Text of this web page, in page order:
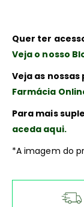
Quer ter
Veja o nosso
Veja as
Farmácia
Para mais
aceda aqui.
*A imagem do